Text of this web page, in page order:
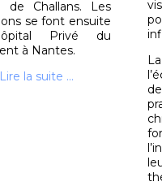
de Challans. Les
se font ensuite
Privé du
à Nantes.
Lire la suite ...